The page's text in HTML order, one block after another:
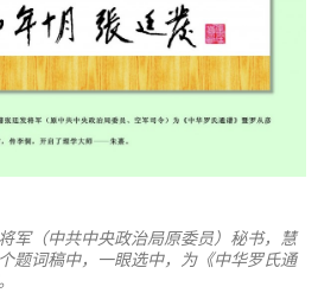
军（中共中央政治局原委员）秘书，慧
题词稿中，一眼选中，为《中华罗氏通